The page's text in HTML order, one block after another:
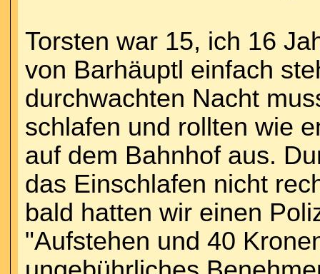
Torsten war 15, ich 16
von Barhäuptl einfach
durchwachten Nacht
schlafen und rollten wie
auf dem Bahnhof aus.
das Einschlafen nicht
bald hatten wir einen
"Aufstehen und 40